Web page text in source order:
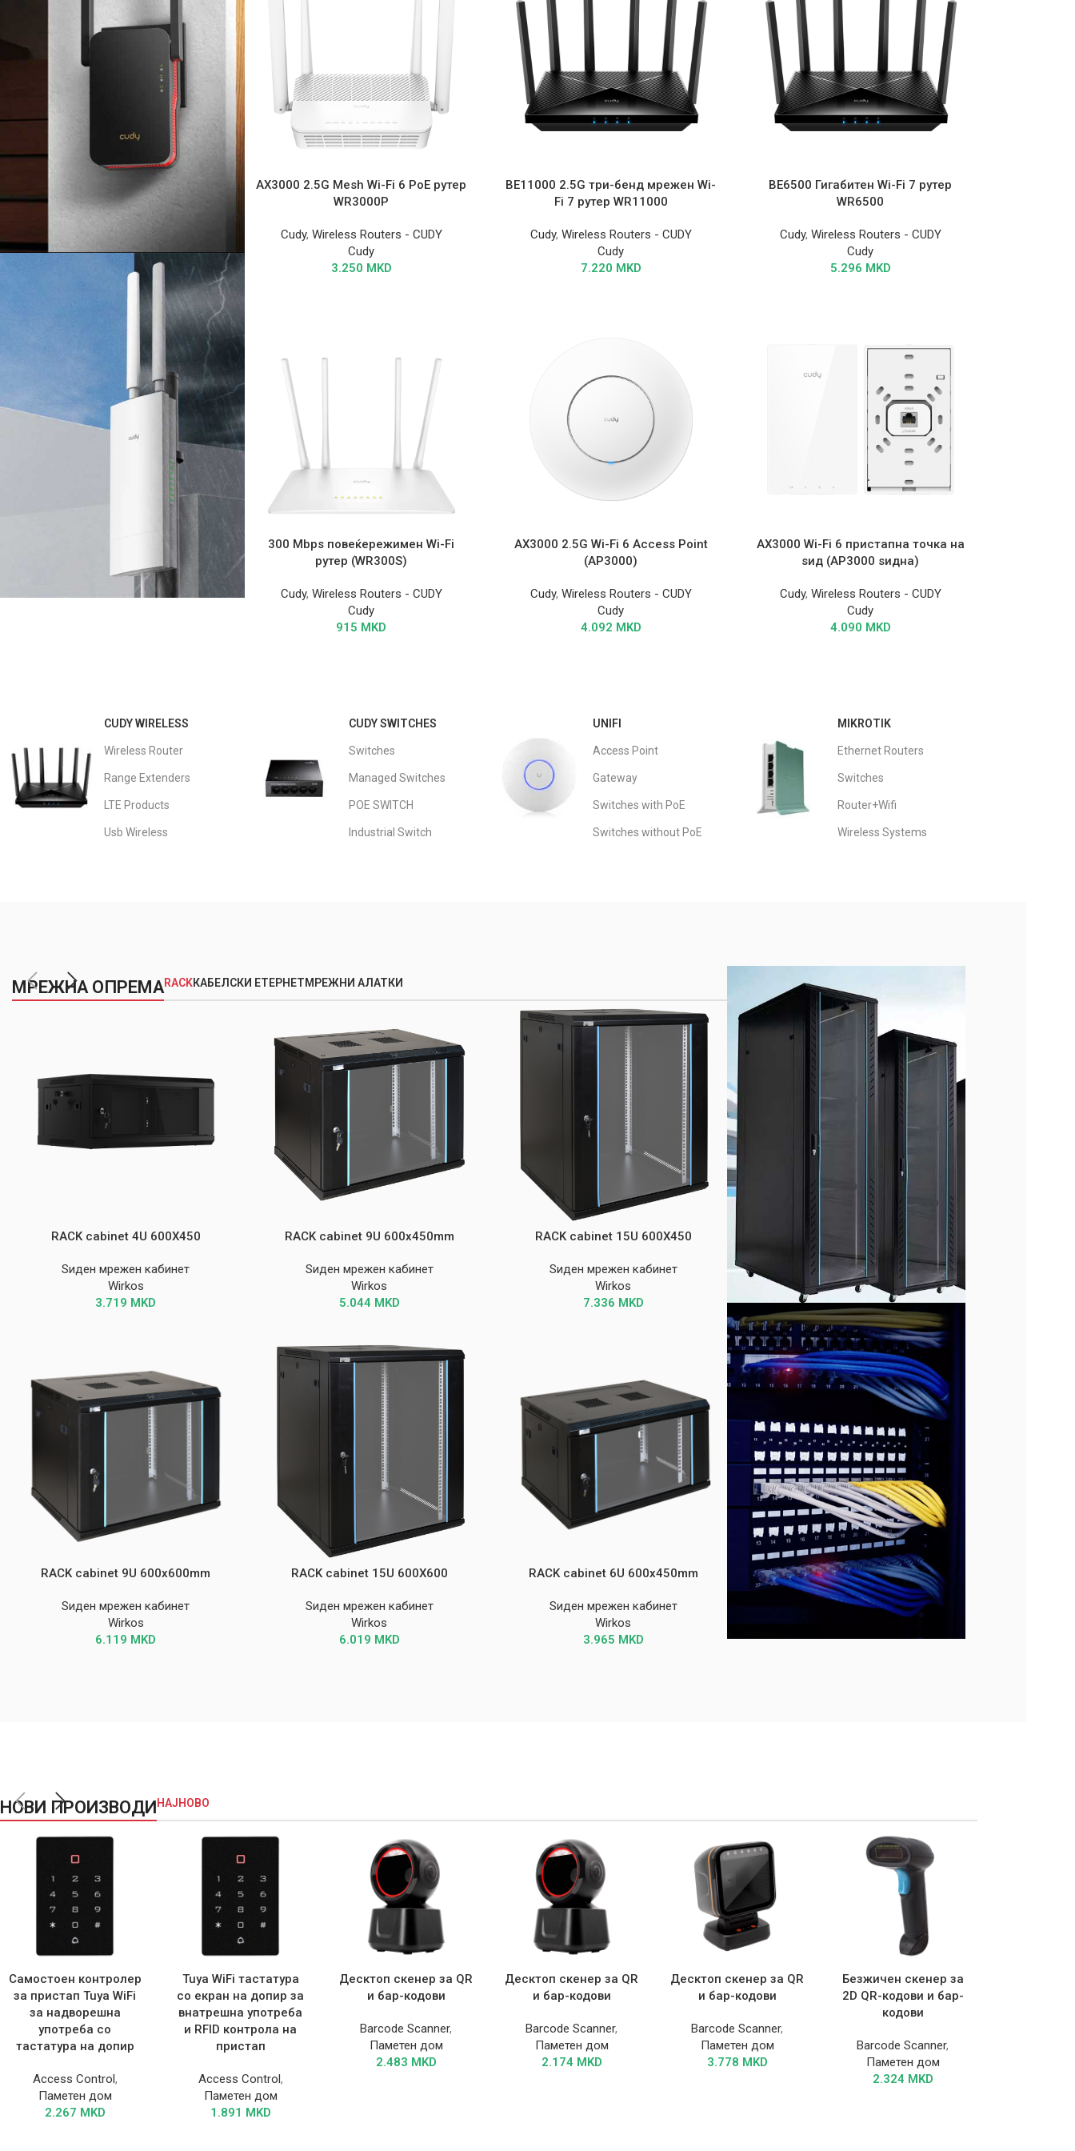
Нов производ
Wi-Fi 6 Range
Extender
2402 Mbps + 574 Mbps Wi-Fi
2516.00ден
Surge
2349.00ден
AX3000 2.5G Mesh Wi-Fi 6 PoE рутер
WR3000P
Cudy, Wireless Routers - CUDY
Cudy
3.250 MKD
BE11000 2.5G три-бенд мрежен Wi-
Fi 7 рутер WR11000
Cudy, Wireless Routers - CUDY
Cudy
7.220 MKD
BE6500 Гигабитен Wi-Fi 7 рутер
WR6500
Cudy, Wireless Routers - CUDY
Cudy
5.296 MKD
300 Mbps повеќережимен Wi-Fi
рутер (WR300S)
Cudy, Wireless Routers - CUDY
Cudy
915 MKD
AX3000 2.5G Wi-Fi 6 Access Point
(AP3000)
Cudy, Wireless Routers - CUDY
Cudy
4.092 MKD
AX3000 Wi-Fi 6 пристапна точка на
ѕид (AP3000 ѕидна)
Cudy, Wireless Routers - CUDY
Cudy
4.090 MKD
CUDY WIRELESS
Wireless Router
Range Extenders
LTE Products
Usb Wireless
CUDY SWITCHES
Switches
Managed Switches
POE SWITCH
Industrial Switch
UNIFI
Access Point
Gateway
Switches with PoE
Switches without PoE
MIKROTIK
Ethernet Routers
Switches
Router+Wifi
Wireless Systems
МРЕЖНА ОПРЕМАRACKКАБЕЛСКИ ЕТЕРНЕТМРЕЖНИ АЛАТКИ
RACK cabinet 4U 600X450
Ѕиден мрежен кабинет
Wirkos
3.719 MKD
RACK cabinet 9U 600x450mm
Ѕиден мрежен кабинет
Wirkos
5.044 MKD
RACK cabinet 15U 600X450
Ѕиден мрежен кабинет
Wirkos
7.336 MKD
RACK cabinet 9U 600x600mm
Ѕиден мрежен кабинет
Wirkos
6.119 MKD
RACK cabinet 15U 600X600
Ѕиден мрежен кабинет
Wirkos
6.019 MKD
RACK cabinet 6U 600x450mm
Ѕиден мрежен кабинет
Wirkos
3.965 MKD
ServerRack
Cabinets
НОВИ ПРОИЗВОДИНАЈНОВО
Самостоен контролер
за пристап Tuya WiFi
за надворешна
употреба со
тастатура на допир
Access Control,
Паметен дом
2.267 MKD
Tuya WiFi тастатура
со екран на допир за
внатрешна употреба
и RFID контрола на
пристап
Access Control,
Паметен дом
1.891 MKD
Десктоп скенер за QR
и бар-кодови
Barcode Scanner,
Паметен дом
2.483 MKD
Десктоп скенер за QR
и бар-кодови
Barcode Scanner,
Паметен дом
2.174 MKD
Десктоп скенер за QR
и бар-кодови
Barcode Scanner,
Паметен дом
3.778 MKD
Безжичен скенер за
2D QR-кодови и бар-
кодови
Barcode Scanner,
Паметен дом
2.324 MKD